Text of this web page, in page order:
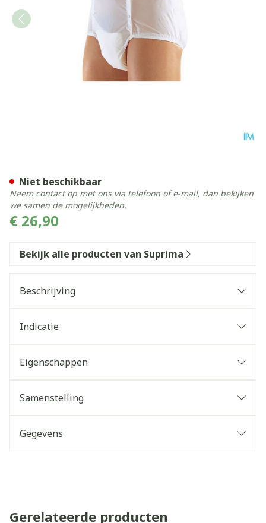
€ 26,90
Niet beschikbaar
Neem contact op met ons via telefoon of e-mail, dan bekijken
we samen de mogelijkheden.
Bekijk alle producten van Suprima
Beschrijving
Indicatie
Eigenschappen
Samenstelling
Gegevens
Gerelateerde producten